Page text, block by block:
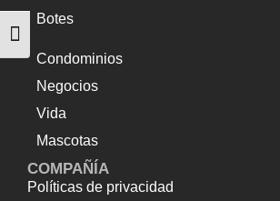
Alternar tamaño de letra
Botes
Condominios
Negocios
Vida
Mascotas
COMPAÑÍA
Políticas de privacidad